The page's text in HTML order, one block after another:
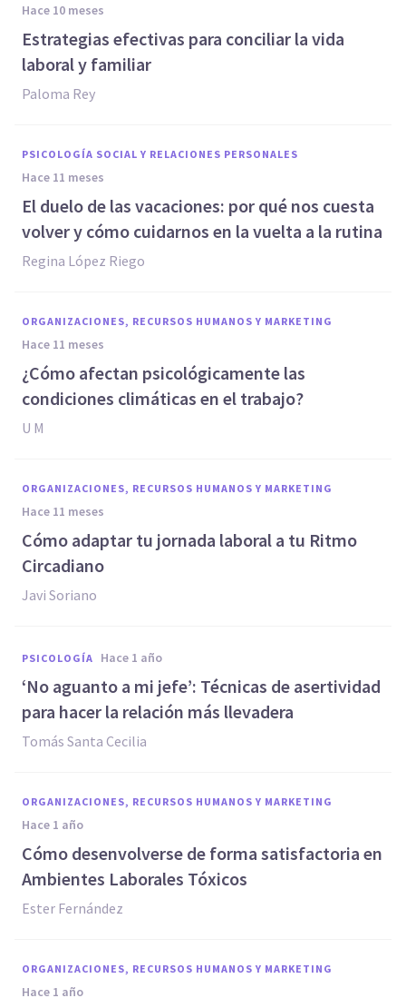
hace 10 meses
Estrategias efectivas para conciliar la vida
laboral y familiar
Paloma Rey
PSICOLOGÍA SOCIAL Y RELACIONES PERSONALES
hace 11 meses
El duelo de las vacaciones: por qué nos cuesta
volver y cómo cuidarnos en la vuelta a la rutina
Regina López Riego
ORGANIZACIONES, RECURSOS HUMANOS Y MARKETING
hace 11 meses
¿Cómo afectan psicológicamente las
condiciones climáticas en el trabajo?
U M
ORGANIZACIONES, RECURSOS HUMANOS Y MARKETING
hace 11 meses
Cómo adaptar tu jornada laboral a tu Ritmo
Circadiano
Javi Soriano
PSICOLOGÍA hace 1 año
‘No aguanto a mi jefe’: Técnicas de asertividad
para hacer la relación más llevadera
Tomás Santa Cecilia
ORGANIZACIONES, RECURSOS HUMANOS Y MARKETING
hace 1 año
Cómo desenvolverse de forma satisfactoria en
Ambientes Laborales Tóxicos
Ester Fernández
ORGANIZACIONES, RECURSOS HUMANOS Y MARKETING
hace 1 año